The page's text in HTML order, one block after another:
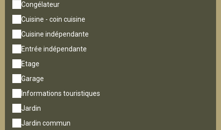
Congélateur
Cuisine - coin cuisine
Cuisine indépendante
Entrée indépendante
Etage
Garage
Informations touristiques
Jardin
Jardin commun